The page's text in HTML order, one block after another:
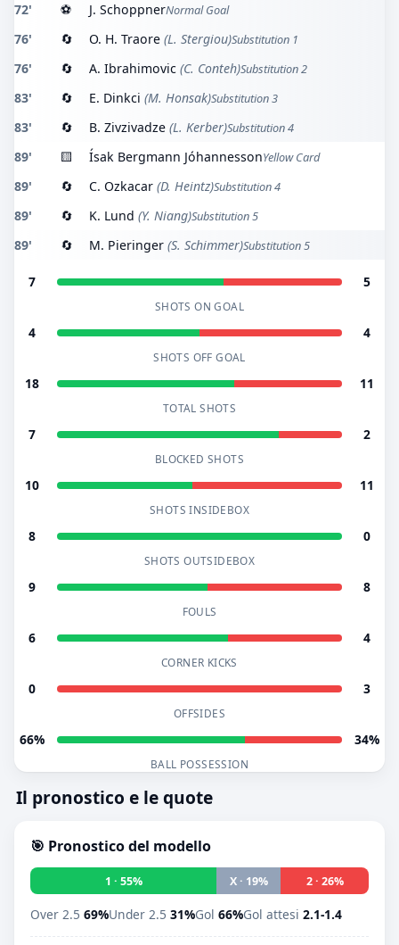
72' ⚽ J. SchoppnerNormal Goal
76' 🔄 O. H. Traore (L. Stergiou)Substitution 1
76' 🔄 A. Ibrahimovic (C. Conteh)Substitution 2
83' 🔄 E. Dinkci (M. Honsak)Substitution 3
83' 🔄 B. Zivzivadze (L. Kerber)Substitution 4
89' 🟨 Ísak Bergmann JóhannessonYellow Card
89' 🔄 C. Ozkacar (D. Heintz)Substitution 4
89' 🔄 K. Lund (Y. Niang)Substitution 5
89' 🔄 M. Pieringer (S. Schimmer)Substitution 5
7 5
SHOTS ON GOAL
4 4
SHOTS OFF GOAL
18 11
TOTAL SHOTS
7 2
BLOCKED SHOTS
10 11
SHOTS INSIDEBOX
8 0
SHOTS OUTSIDEBOX
9 8
FOULS
6 4
CORNER KICKS
0 3
OFFSIDES
66% 34%
BALL POSSESSION
Il pronostico e le quote
🎯 Pronostico del modello
1 · 55% X · 19% 2 · 26%
Over 2.5 69%Under 2.5 31%Gol 66%Gol attesi 2.1-1.4